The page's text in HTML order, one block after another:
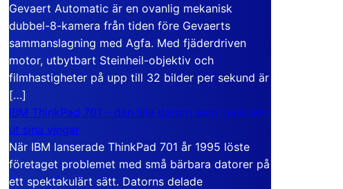
Gevaert Automatic är en ovanlig mekanisk
dubbel-8-kamera från tiden före Gevaerts
sammanslagning med Agfa. Med fjäderdriven
motor, utbytbart Steinheil-objektiv och
filmhastigheter på upp till 32 bilder per sekund är
[…]
IBM ThinkPad 701 – den lilla datorn som vecklade
ut sina vingar
När IBM lanserade ThinkPad 701 år 1995 löste
företaget problemet med små bärbara datorer på
ett spektakulärt sätt. Datorns delade